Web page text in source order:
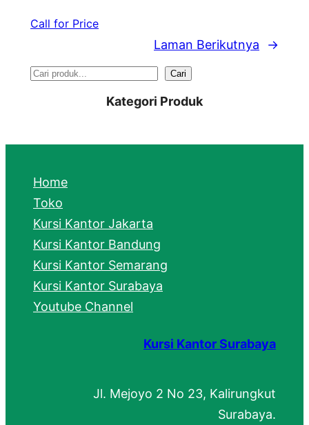
Call for Price
Laman Berikutnya →
S
r
h
Cari
Kategori Produk
Home
Toko
Kursi Kantor Jakarta
Kursi Kantor Bandung
Kursi Kantor Semarang
Kursi Kantor Surabaya
Youtube Channel
Kursi Kantor Surabaya
Jl. Mejoyo 2 No 23, Kalirungkut
Surabaya.